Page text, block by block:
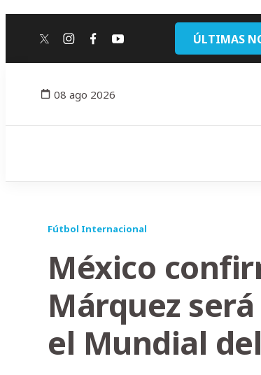
twitterinstagram
facebook
youtube ÚLTIMAS
08 ago 2026
Fútbol Internacional
México
Márquez
el Mundial